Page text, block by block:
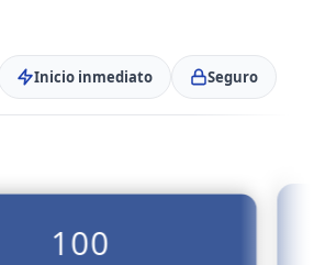
Inicio inmediato Seguro
100